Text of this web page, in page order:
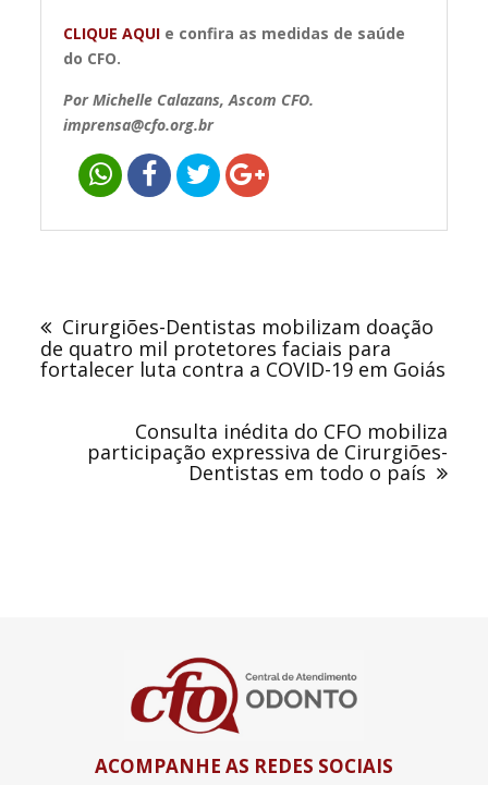
CLIQUE AQUI e confira as medidas de saúde
do CFO.
Por Michelle Calazans, Ascom CFO.
imprensa@cfo.org.br
PostCirurgiões-Dentistas mobilizam doação
de quatro mil protetores faciais para
fortalecer luta contra a COVID-19 em Goiás
Consulta inédita do CFO mobiliza
participação expressiva de Cirurgiões-
Dentistas em todo o país
ACOMPANHE AS REDES SOCIAIS